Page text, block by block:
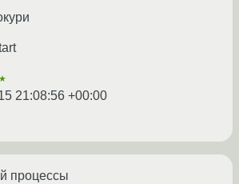
21:08:56 +00:00
процессы